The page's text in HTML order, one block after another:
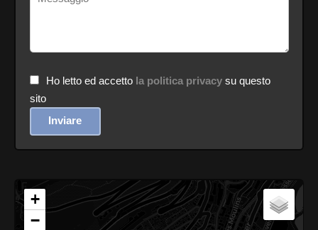
Ho letto ed accetto la politica privacysu questo
sito
Inviare
+
−